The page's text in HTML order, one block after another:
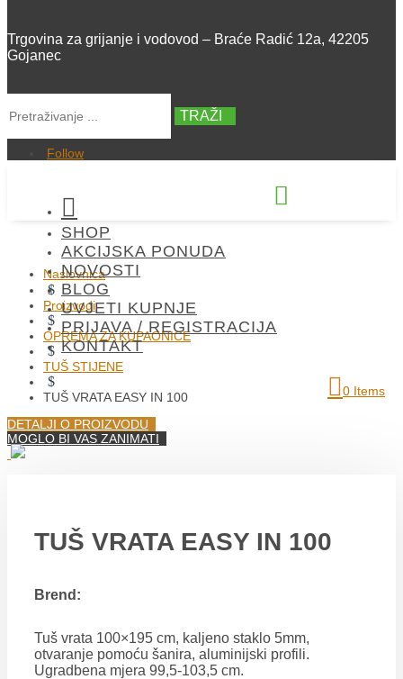
Trgovina za grijanje i vodovod – Braće Radić 12a, 42205
Gojanec
TRAŽI
Follow


SHOP
AKCIJSKA PONUDA
NOVOSTI
BLOG
UVJETI KUPNJE
PRIJAVA / REGISTRACIJA
KONTAKT
0 Items
Naslovnica
$
Proizvodi
$
OPREMA ZA KUPAONICE
$
TUŠ STIJENE
$
TUŠ VRATA EASY IN 100
DETALJI O PROIZVODU
MOGLO BI VAS ZANIMATI
TUŠ VRATA EASY IN 100
Brend:
Tuš vrata 100×195 cm, kaljeno staklo 5mm,
otvaranje pomoću šanira, aluminijski profili.
Ugradbena mjera 99,5-103,5 cm.